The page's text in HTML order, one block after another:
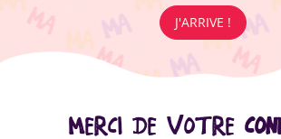
J'ARRIVE !
MERCI DE VOTRE